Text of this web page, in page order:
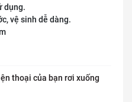
dụng.
vệ sinh dễ dàng.
thoại của bạn rơi xuống